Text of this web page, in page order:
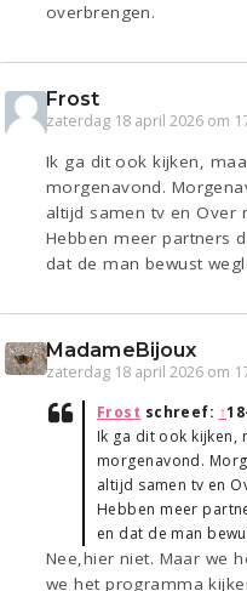
overbrengen.
Frost
zaterdag 18 april 2026 om
Ik ga dit ook kijken,
morgenavond.
altijd samen tv en Over
Hebben meer partners
dat de man bewust
MadameBijoux
zaterdag 18 april 2026 om
Frost schreef: ↑
Ik ga dit ook kijken,
morgenavond.
altijd samen tv en
Hebben meer
en dat de man
Nee,hier niet. Maar we
we het programma